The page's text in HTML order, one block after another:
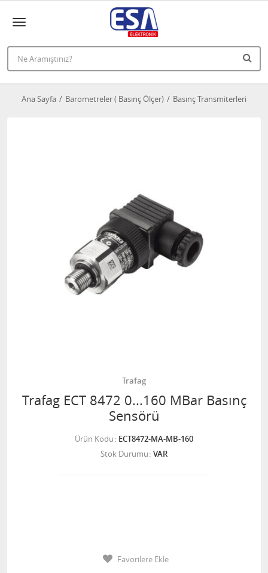
Ana Sayfa Barometreler ( Basınç Ölçer) Basınç Transmiterleri
Trafag
Trafag ECT 8472 0...160 MBar Basınç
Sensörü
Ürün Kodu ECT8472-MA-MB-160
Stok Durumu VAR
Favorilere Ekle